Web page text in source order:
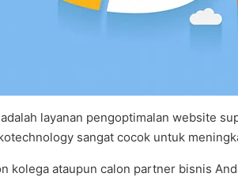
adalah layanan pengoptimalan website
sangat cocok untuk
kolega ataupun calon partner bisnis